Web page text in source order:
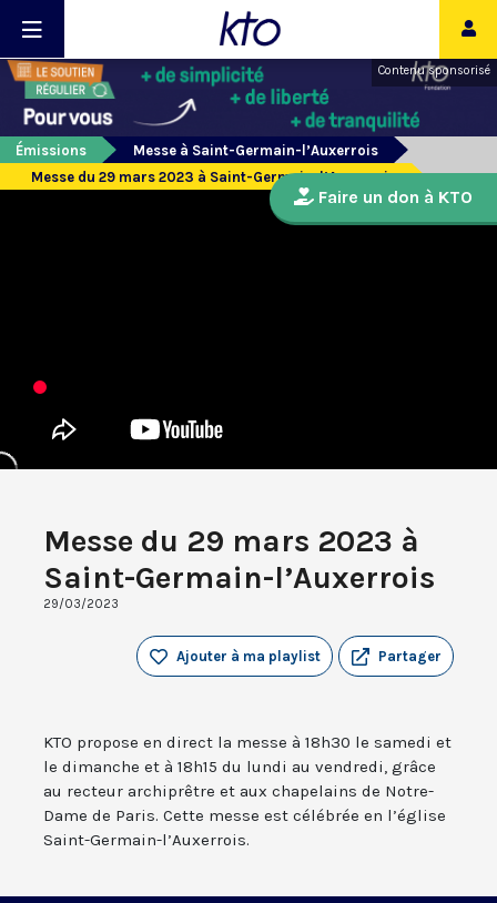
Contenu sponsorisé
Émissions
Messe à Saint-Germain-l’Auxerrois
Messe du 29 mars 2023 à Saint-Germain-l’Auxerrois
Messe du 29 mars 2023 à
Saint-Germain-l’Auxerrois
29/03/2023
Partager
Ajouter à ma playlist
KTO propose en direct la messe à 18h30 le samedi et
le dimanche et à 18h15 du lundi au vendredi, grâce
au recteur archiprêtre et aux chapelains de Notre-
Dame de Paris. Cette messe est célébrée en l’église
Saint-Germain-l’Auxerrois.
Faire un don à KTO